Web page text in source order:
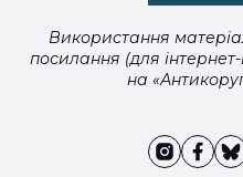
Використання
посилання (для
на